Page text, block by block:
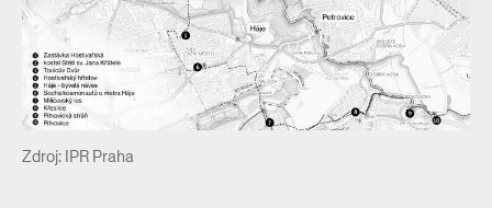
Zdroj: IPR Praha